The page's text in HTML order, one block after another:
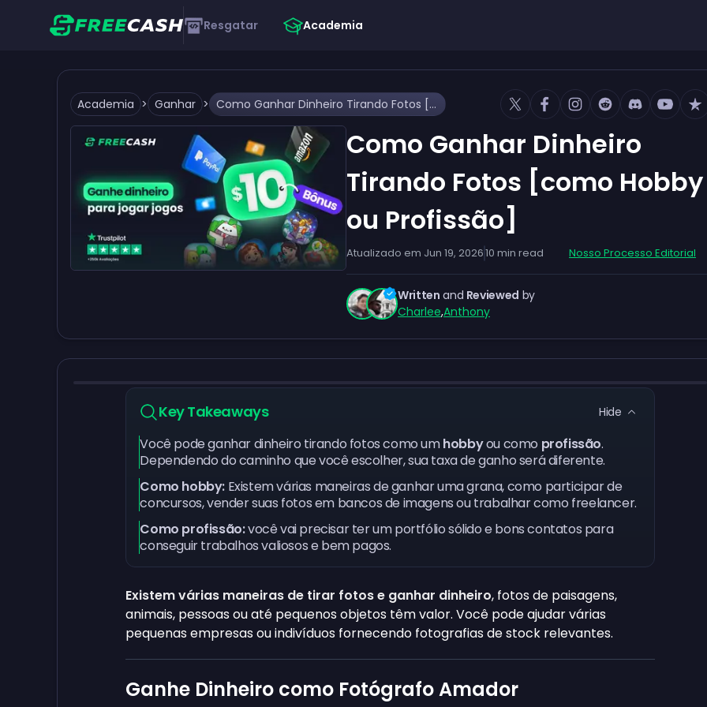
Resgatar Academia
Academia > Ganhar > Como Ganhar Dinheiro Tirando Fotos [como Hobby ou Profissão]
Como Ganhar Dinheiro
Tirando Fotos [como Hobby
ou Profissão]
Atualizado em Jun 19, 202610 min read Nosso Processo Editorial
Written and Reviewed by
Charlee,Anthony
Key Takeaways Hide
Você pode ganhar dinheiro tirando fotos como umhobbyou como profissão.
Dependendo do caminho que você escolher, sua taxa de ganho será diferente.
Como hobby: Existem várias maneiras de ganhar uma grana, como participar de
concursos, vender suas fotos em bancos de imagens ou trabalhar como freelancer.
Como profissão:você vai precisar ter um portfólio sólido e bons contatos para
conseguir trabalhos valiosos e bem pagos.
Existem várias maneiras de tirar fotos e ganhar dinheiro, fotos de paisagens,
animais, pessoas ou até pequenos objetos têm valor. Você pode ajudar várias
pequenas empresas ou indivíduos fornecendo fotografias de stock relevantes.
Ganhe Dinheiro como Fotógrafo Amador